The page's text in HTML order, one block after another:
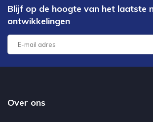
Blijf op de hoogte van het laatste
ontwikkelingen
Over ons